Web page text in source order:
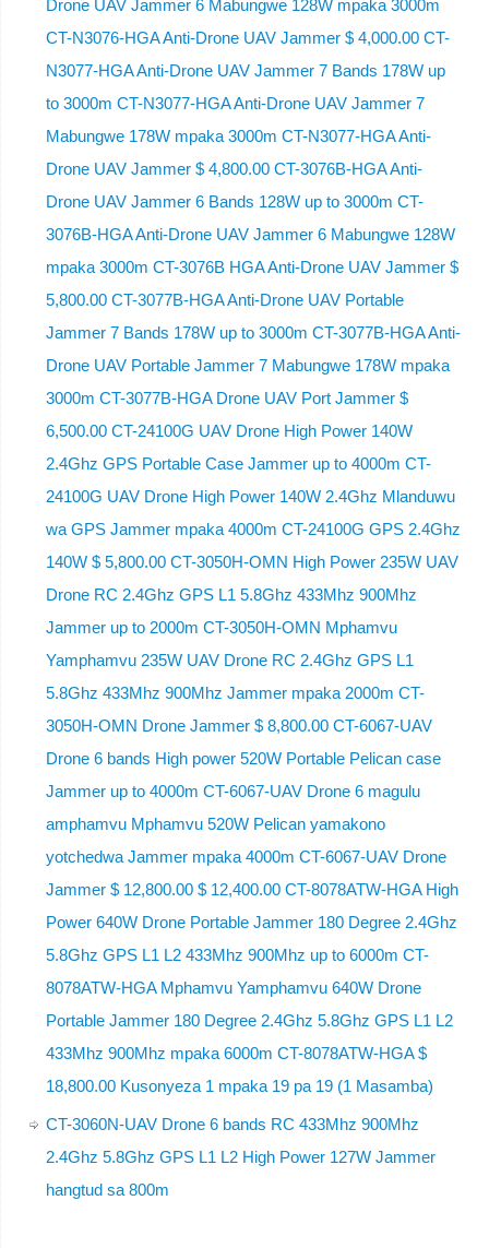
Drone UAV Jammer 6 Mabungwe 128W mpaka 3000m
CT-N3076-HGA ​​Anti-Drone UAV Jammer $ 4,000.00 CT-
N3077-HGA Anti-Drone UAV Jammer 7 Bands 178W up
to 3000m CT-N3077-HGA Anti-Drone UAV Jammer 7
Mabungwe 178W mpaka 3000m CT-N3077-HGA Anti-
Drone UAV Jammer $ 4,800.00 CT-3076B-HGA Anti-
Drone UAV Jammer 6 Bands 128W up to 3000m CT-
3076B-HGA Anti-Drone UAV Jammer 6 Mabungwe 128W
mpaka 3000m CT-3076B HGA Anti-Drone UAV Jammer $
5,800.00 CT-3077B-HGA Anti-Drone UAV Portable
Jammer 7 Bands 178W up to 3000m CT-3077B-HGA Anti-
Drone UAV Portable Jammer 7 Mabungwe 178W mpaka
3000m CT-3077B-HGA Drone UAV Port Jammer $
6,500.00 CT-24100G UAV Drone High Power 140W
2.4Ghz GPS Portable Case Jammer up to 4000m CT-
24100G UAV Drone High Power 140W 2.4Ghz Mlanduwu
wa GPS Jammer mpaka 4000m CT-24100G GPS 2.4Ghz
140W $ 5,800.00 CT-3050H-OMN High Power 235W UAV
Drone RC 2.4Ghz GPS L1 5.8Ghz 433Mhz 900Mhz
Jammer up to 2000m CT-3050H-OMN Mphamvu
Yamphamvu 235W UAV Drone RC 2.4Ghz GPS L1
5.8Ghz 433Mhz 900Mhz Jammer mpaka 2000m CT-
3050H-OMN Drone Jammer $ 8,800.00 CT-6067-UAV
Drone 6 bands High power 520W Portable Pelican case
Jammer up to 4000m CT-6067-UAV Drone 6 magulu
amphamvu Mphamvu 520W Pelican yamakono
yotchedwa Jammer mpaka 4000m CT-6067-UAV Drone
Jammer $ 12,800.00 $ 12,400.00 CT-8078ATW-HGA High
Power 640W Drone Portable Jammer 180 Degree 2.4Ghz
5.8Ghz GPS L1 L2 433Mhz 900Mhz up to 6000m CT-
8078ATW-HGA Mphamvu Yamphamvu 640W Drone
Portable Jammer 180 Degree 2.4Ghz 5.8Ghz GPS L1 L2
433Mhz 900Mhz mpaka 6000m CT-8078ATW-HGA $
18,800.00 Kusonyeza 1 mpaka 19 pa 19 (1 Masamba)
CT-3060N-UAV Drone 6 bands RC 433Mhz 900Mhz
2.4Ghz 5.8Ghz GPS L1 L2 High Power 127W Jammer
hangtud sa 800m